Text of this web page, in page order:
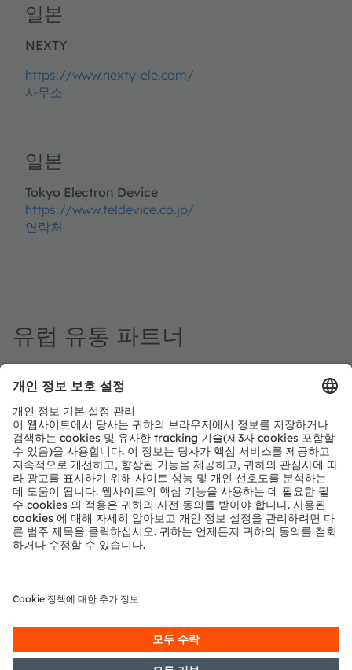
일본
NEXTY
https://www.nexty-ele.com/
사무소
일본
Tokyo Electron Device
https://www.teldevice.co.jp/
연락처
유럽 유통 파트너
유럽
Arrow
https://www.arrow.com/
연락처
사무소
유럽
연락처